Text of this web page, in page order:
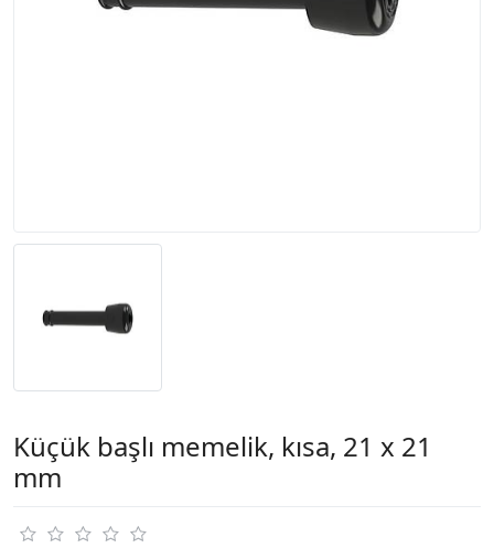
Küçük başlı memelik, kısa, 21 x 21
mm